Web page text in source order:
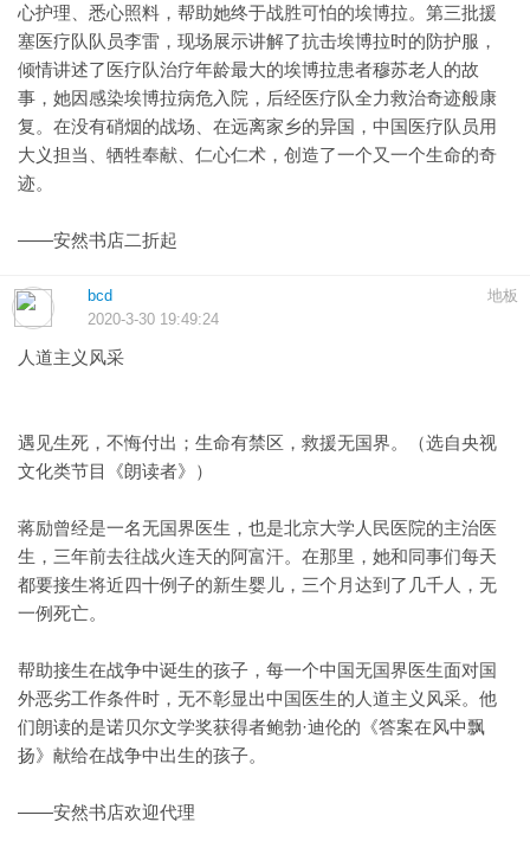
心护理、悉心照料，帮助她终于战胜可怕的埃博拉。第三批援
塞医疗队队员李雷，现场展示讲解了抗击埃博拉时的防护服，
倾情讲述了医疗队治疗年龄最大的埃博拉患者穆苏老人的故
事，她因感染埃博拉病危入院，后经医疗队全力救治奇迹般康
复。在没有硝烟的战场、在远离家乡的异国，中国医疗队员用
大义担当、牺牲奉献、仁心仁术，创造了一个又一个生命的奇
迹。
——安然书店二折起
地板
bcd
2020-3-30 19:49:24
人道主义风采
遇见生死，不悔付出；生命有禁区，救援无国界。（选自央视
文化类节目《朗读者》）
蒋励曾经是一名无国界医生，也是北京大学人民医院的主治医
生，三年前去往战火连天的阿富汗。在那里，她和同事们每天
都要接生将近四十例子的新生婴儿，三个月达到了几千人，无
一例死亡。
帮助接生在战争中诞生的孩子，每一个中国无国界医生面对国
外恶劣工作条件时，无不彰显出中国医生的人道主义风采。他
们朗读的是诺贝尔文学奖获得者鲍勃·迪伦的《答案在风中飘
扬》献给在战争中出生的孩子。
——安然书店欢迎代理